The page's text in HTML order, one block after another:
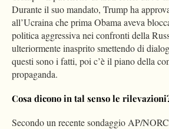
Durante il suo mandato, Trump ha
all’Ucraina che prima Obama aveva
politica aggressiva nei confronti della
ulteriormente inasprito smettendo di
questi sono i fatti, poi c’è il piano della
propaganda.
Cosa dicono in tal senso le
Secondo un recente sondaggio AP/